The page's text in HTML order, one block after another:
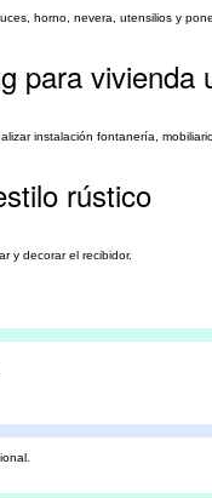
horno, nevera, utensilios y
para
instalación fontanería,
rústico
y decorar el recibidor.